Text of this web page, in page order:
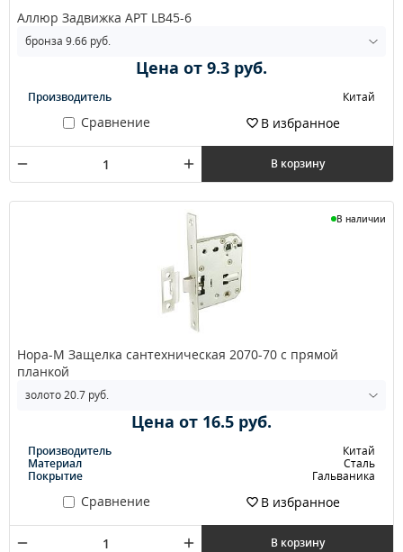
Аллюр Задвижка АРТ LB45-6
Цена от 9.3 руб.
Производитель Китай
Сравнение В избранное
В корзину
В наличии
Нора-М Защелка сантехническая 2070-70 с прямой
планкой
Цена от 16.5 руб.
Производитель
Китай
Материал
Сталь
Покрытие
Гальваника
Сравнение В избранное
В корзину